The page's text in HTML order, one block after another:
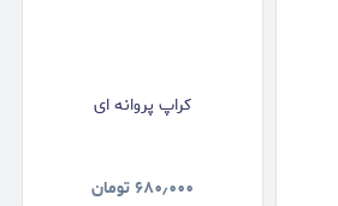
کراپ پروانه ای
۶۸۰٫۰۰۰تومان